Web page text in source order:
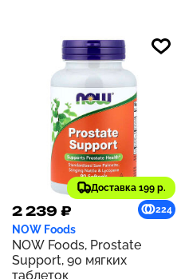
Доставка 199 р.
2 239 ₽ 224
NOW Foods
NOW Foods, Prostate
Support, 90 мягких
таблеток